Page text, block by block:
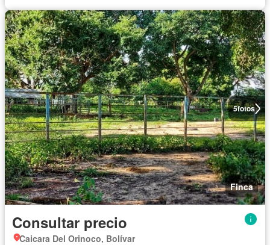
5fotos
Finca
Consultar precio
Caicara Del Orinoco, Bolívar